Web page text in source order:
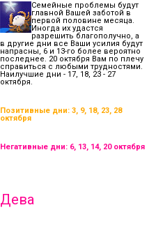
Семейные проблемы будут
главной Вашей заботой в
первой половине месяца.
Иногда их удастся
разрешить благополучно, а
в другие дни все Ваши усилия будут
напрасны, 6 и 13-го более вероятно
последнее. 20 октября Вам по плечу
справиться с любыми трудностями.
Наилучшие дни - 17, 18, 23 - 27
октября.
Позитивные дни: 3, 9, 18, 23, 28
октября
Негативные дни: 6, 13, 14, 20 октября
Дева